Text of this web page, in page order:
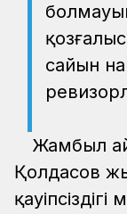
қозғалыс
сайын
Жамбыл
Қолдасов